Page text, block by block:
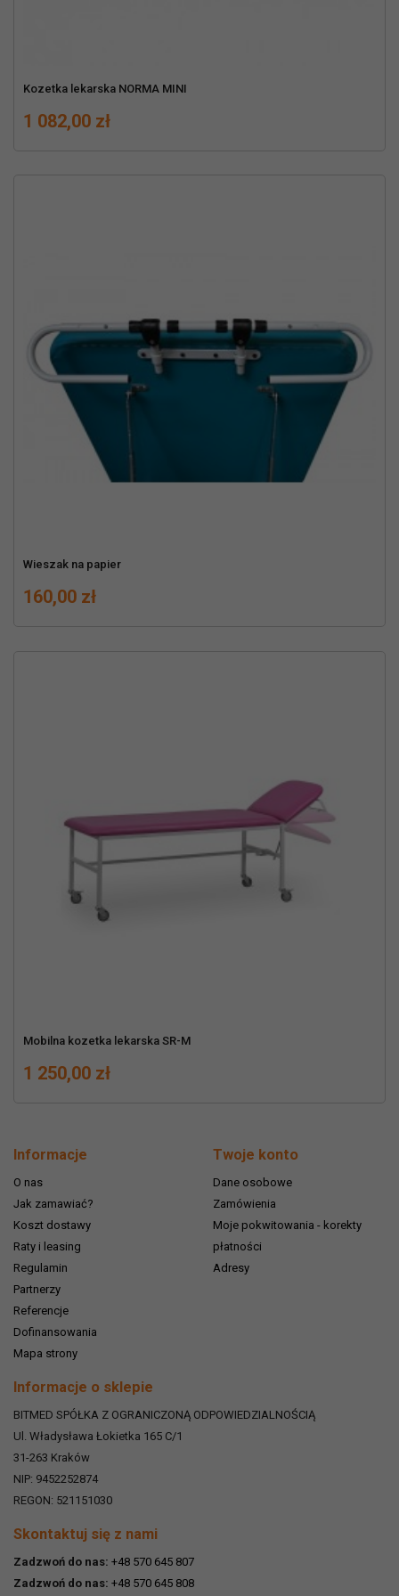
Kozetka lekarska NORMA MINI
Cena
1 082,00 zł
Wieszak na papier
Cena
160,00 zł
Mobilna kozetka lekarska SR-M
Cena
1 250,00 zł
Informacje
O nas
Jak zamawiać?
Koszt dostawy
Raty i leasing
Regulamin
Partnerzy
Referencje
Dofinansowania
Mapa strony
Twoje konto
Dane osobowe
Zamówienia
Moje pokwitowania - korekty
płatności
Adresy
Informacje o sklepie
BITMED SPÓŁKA Z OGRANICZONĄ ODPOWIEDZIALNOŚCIĄ
Ul. Władysława Łokietka 165 C/1
31-263 Kraków
NIP: 9452252874
REGON: 521151030
Skontaktuj się z nami
Zadzwoń do nas: +48 570 645 807
Zadzwoń do nas: +48 570 645 808